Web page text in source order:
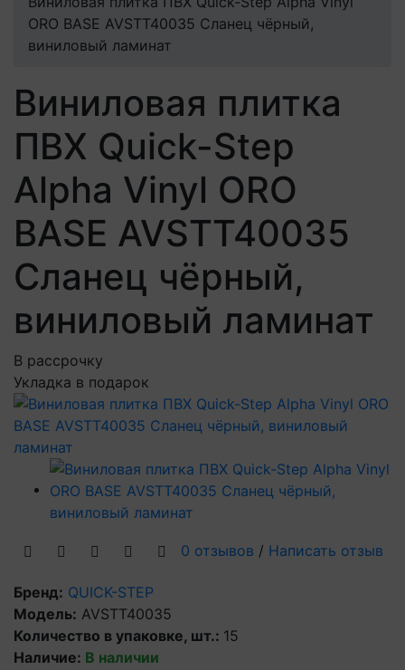
ORO BASE AVSTT40035 Сланец чёрный,
виниловый ламинат
Виниловая плитка
ПВХ Quick-Step
Alpha Vinyl ORO
BASE AVSTT40035
Сланец чёрный,
виниловый ламинат
В рассрочку
Укладка в подарок
0 отзывов / Написать отзыв
Бренд: QUICK-STEP
Модель: AVSTT40035
Количество в упаковке, шт.: 15
Наличие: В наличии